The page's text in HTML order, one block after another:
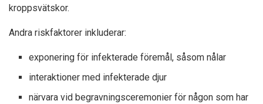
kroppsvätskor.
Andra riskfaktorer inkluderar:
exponering för infekterade föremål, såsom nålar
interaktioner med infekterade djur
närvara vid begravningsceremonier för någon som har